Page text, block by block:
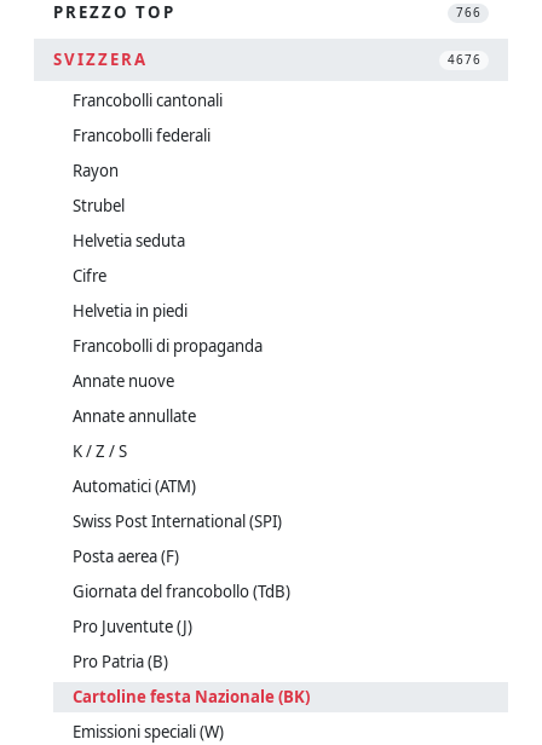
PREZZO TOP 766
SVIZZERA 4676
Francobolli cantonali
Francobolli federali
Rayon
Strubel
Helvetia seduta
Cifre
Helvetia in piedi
Francobolli di propaganda
Annate nuove
Annate annullate
K / Z / S
Automatici (ATM)
Swiss Post International (SPI)
Posta aerea (F)
Giornata del francobollo (TdB)
Pro Juventute (J)
Pro Patria (B)
Cartoline festa Nazionale (BK)
Emissioni speciali (W)